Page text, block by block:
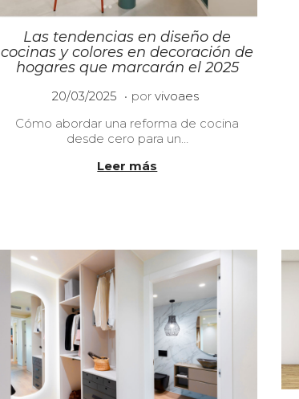
Las tendencias en diseño de
cocinas y colores en decoración de
hogares que marcarán el 2025
P
b
l
20/03/2025 2
/
0
/
. por vivoaes
Cómo abordar una reforma de cocina
desde cero para un…
Leer más